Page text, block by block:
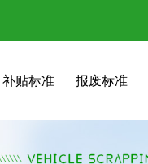
补贴标准 报废标准